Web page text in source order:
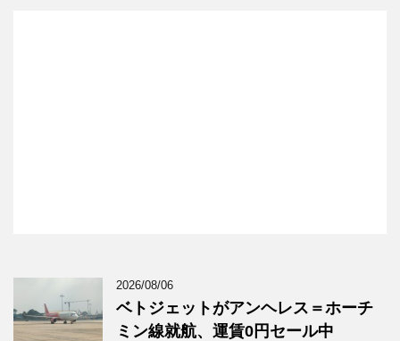
2026/08/06
ベトジェットがアンヘレス＝ホーチ
ミン線就航、運賃0円セール中